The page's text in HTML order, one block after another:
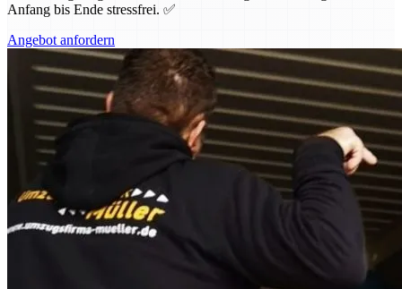
Anfang bis Ende stressfrei. ✅
Angebot anfordern